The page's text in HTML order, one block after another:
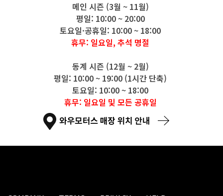
메인 시즌 (3월 ~ 11월)
평일: 10:00 ~ 20:00
토요일·공휴일: 10:00 ~ 18:00
휴무: 일요일, 추석 명절
동계 시즌 (12월 ~ 2월)
평일: 10:00 ~ 19:00 (1시간 단축)
토요일: 10:00 ~ 18:00
휴무: 일요일 및 모든 공휴일